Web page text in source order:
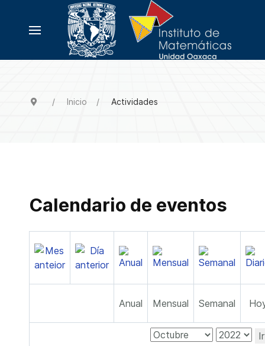
Inicio Actividades
Calendario de eventos
Anual Mensual Semanal